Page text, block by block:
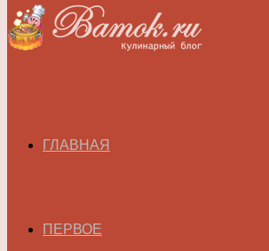
ГЛАВНАЯ
ПЕРВОЕ